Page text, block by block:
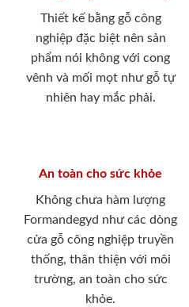
Thiết kế bằng gỗ công
nghiệp đặc biệt nên sản
phẩm nói không với cong
vênh và mối mọt như gỗ tự
nhiên hay mắc phải.
An toàn cho sức khỏe
Không chưa hàm lượng
Formandegyd như các dòng
cửa gỗ công nghiệp truyền
thống, thân thiện với môi
trường, an toàn cho sức
khỏe.